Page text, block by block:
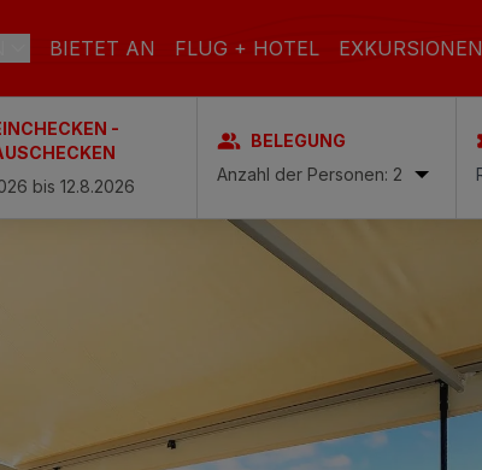
Hotel & adults only
STADT
FAMILIEN
BIETET AN FLUG + HOTEL EXKURSIONEN
-
BELEGUNG
Anzahl der Personen: 2